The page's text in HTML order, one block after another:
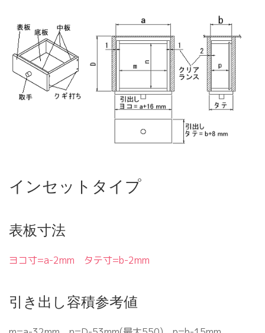
インセットタイプ
表板寸法
ヨコ寸=a-2mm タテ寸=b-2mm
引き出し容積参考値